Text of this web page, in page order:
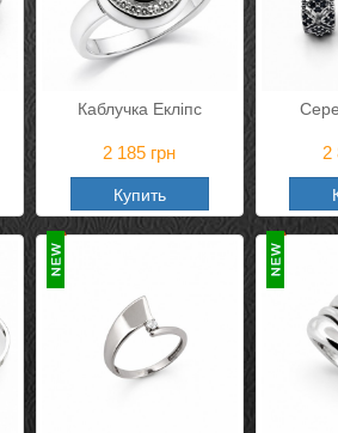
Каблучка Екліпс
2 185 грн
Купить
2